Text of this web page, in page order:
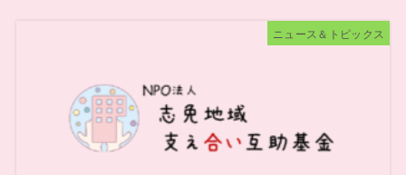
ニュース＆トピックス